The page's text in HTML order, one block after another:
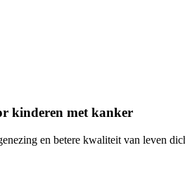
kinderen met kanker
en betere kwaliteit van leven